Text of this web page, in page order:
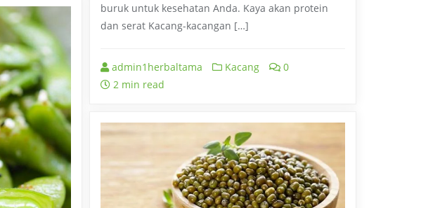
buruk untuk kesehatan Anda. Kaya akan protein
dan serat Kacang-kacangan […]
admin1herbaltama Kacang
0
2 min read